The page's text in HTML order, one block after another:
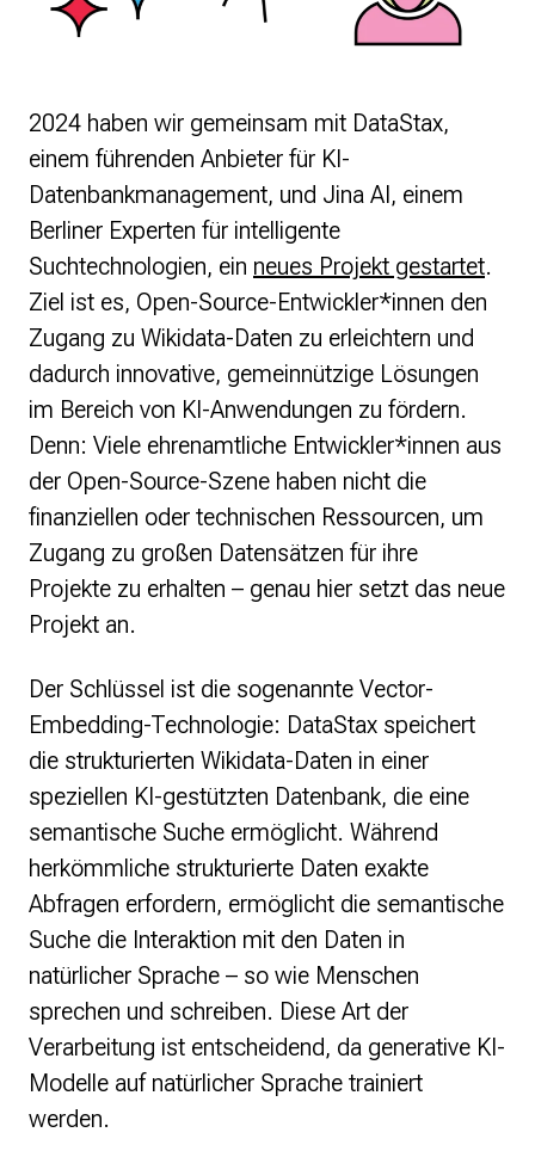
2024 haben wir gemeinsam mit DataStax,
einem führenden Anbieter für KI-
Datenbankmanagement, und Jina AI, einem
Berliner Experten für intelligente
Suchtechnologien, ein neues Projekt gestartet.
Ziel ist es, Open-Source-Entwickler*innen den
Zugang zu Wikidata-Daten zu erleichtern und
dadurch innovative, gemeinnützige Lösungen
im Bereich von KI-Anwendungen zu fördern.
Denn: Viele ehrenamtliche Entwickler*innen aus
der Open-Source-Szene haben nicht die
finanziellen oder technischen Ressourcen, um
Zugang zu großen Datensätzen für ihre
Projekte zu erhalten – genau hier setzt das neue
Projekt an.
Der Schlüssel ist die sogenannte Vector-
Embedding-Technologie: DataStax speichert
die strukturierten Wikidata-Daten in einer
speziellen KI-gestützten Datenbank, die eine
semantische Suche ermöglicht. Während
herkömmliche strukturierte Daten exakte
Abfragen erfordern, ermöglicht die semantische
Suche die Interaktion mit den Daten in
natürlicher Sprache – so wie Menschen
sprechen und schreiben. Diese Art der
Verarbeitung ist entscheidend, da generative KI-
Modelle auf natürlicher Sprache trainiert
werden.